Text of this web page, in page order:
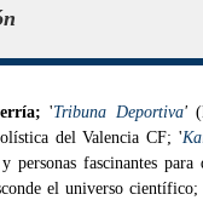
'Tribuna Deportiva'
del Valencia CF; '
personas fascinantes
el universo científico;